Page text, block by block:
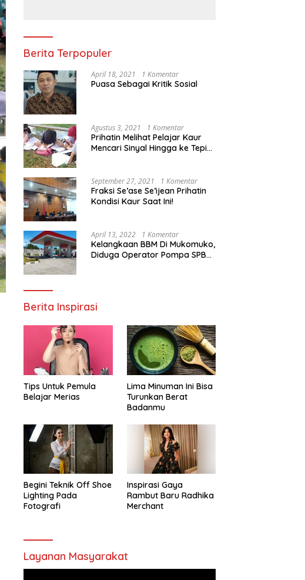
Berita Terpopuler
April 18, 2021 1 Komentar
Puasa Sebagai Kritik Sosial
Agustus 3, 2021 1 Komentar
Prihatin Melihat Pelajar Kaur
Mencari Sinyal Hingga ke Tepi
Segera Bertindak
September 27, 2021 1 Komentar
Fraksi Se’ase Se’ijean Prihatin
Kondisi Kaur Saat Ini!
April 13, 2022 1 Komentar
Kelangkaan BBM Di Mukomuko,
Diduga Operator Pompa SPBU
Berita Inspirasi
Tips Untuk Pemula
Belajar Merias
Lima Minuman Ini Bisa
Turunkan Berat
Badanmu
Begini Teknik Off Shoe
Lighting Pada
Fotografi
Inspirasi Gaya
Rambut Baru Radhika
Merchant
Layanan Masyarakat